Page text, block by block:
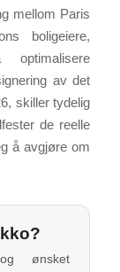
mellom Paris
boligeiere,
av det
skiller tydelig
de reelle
å avgjøre om
ønsket